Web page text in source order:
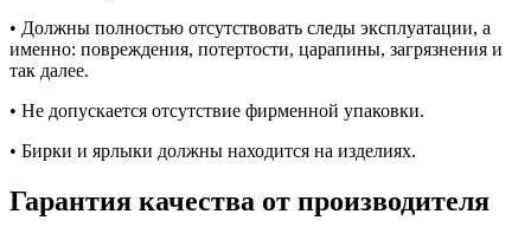
• Должны полностью отсутствовать следы эксплуатации, а
именно: повреждения, потертости, царапины, загрязнения и
так далее.
• Не допускается отсутствие фирменной упаковки.
• Бирки и ярлыки должны находится на изделиях.
Гарантия качества от производителя